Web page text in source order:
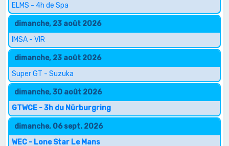
ELMS - 4h de Spa
dimanche, 23 août 2026
IMSA - VIR
dimanche, 23 août 2026
Super GT - Suzuka
dimanche, 30 août 2026
GTWCE - 3h du Nürburgring
dimanche, 06 sept. 2026
WEC - Lone Star Le Mans